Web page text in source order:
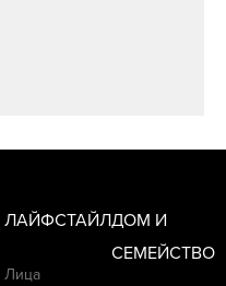
ЛАЙФСТАЙЛ
Лица
ДОМ И
СЕМЕЙСТВО